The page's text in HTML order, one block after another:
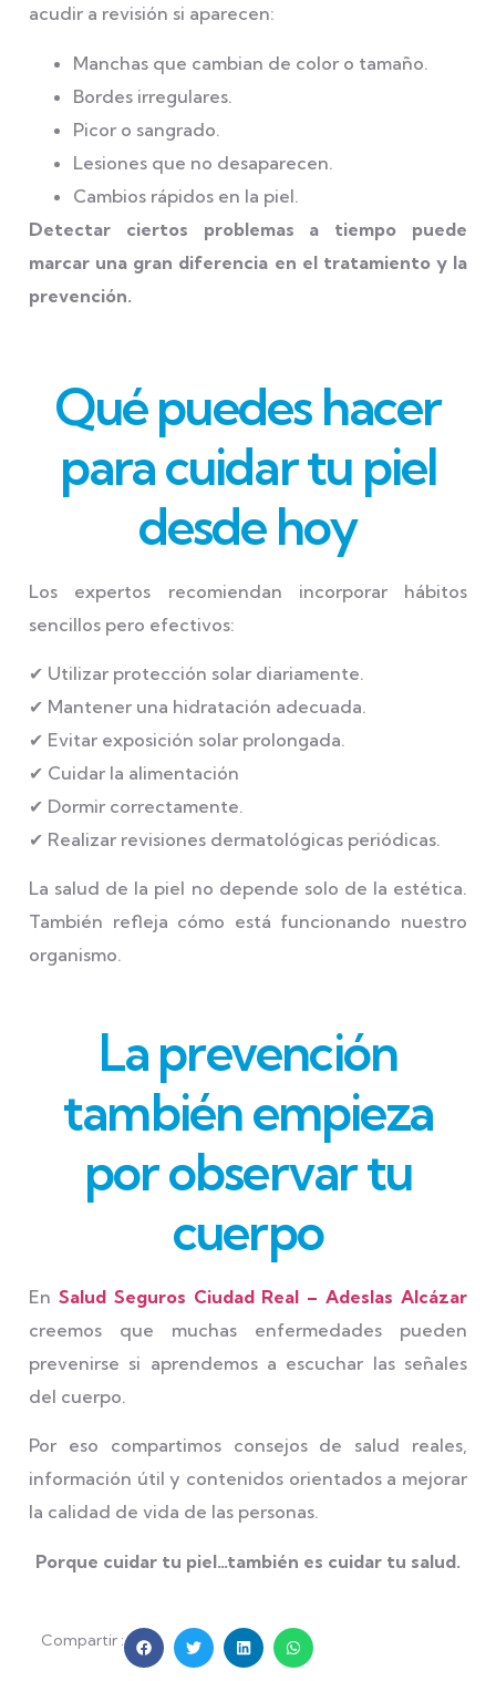
acudir a revisión si aparecen:
Manchas que cambian de color o tamaño.
Bordes irregulares.
Picor o sangrado.
Lesiones que no desaparecen.
Cambios rápidos en la piel.
Detectar ciertos problemas a tiempo puede
marcar una gran diferencia en el tratamiento y la
prevención.
Qué puedes hacer
para cuidar tu piel
desde hoy
Los expertos recomiendan incorporar hábitos
sencillos pero efectivos:
✔ Utilizar protección solar diariamente.
✔ Mantener una hidratación adecuada.
✔ Evitar exposición solar prolongada.
✔ Cuidar la alimentación
✔ Dormir correctamente.
✔ Realizar revisiones dermatológicas periódicas.
La salud de la piel no depende solo de la estética.
También refleja cómo está funcionando nuestro
organismo.
La prevención
también empieza
por observar tu
cuerpo
En Salud Seguros Ciudad Real – Adeslas Alcázar
creemos que muchas enfermedades pueden
prevenirse si aprendemos a escuchar las señales
del cuerpo.
Por eso compartimos consejos de salud reales,
información útil y contenidos orientados a mejorar
la calidad de vida de las personas.
Porque cuidar tu piel…también es cuidar tu salud.
Compartir :